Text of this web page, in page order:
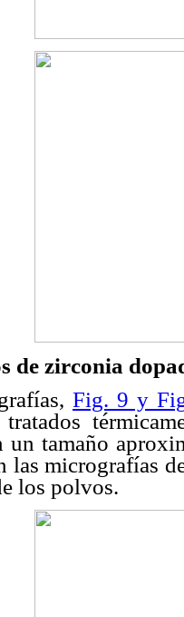
de zirconia
Fig. 9 y
un tamaño
las micrografías
los polvos.